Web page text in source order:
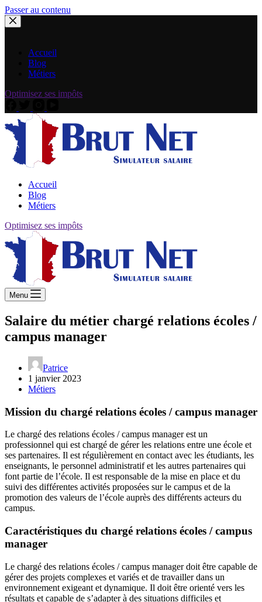
Passer au contenu
Accueil
Blog
Métiers
Optimisez ses impôts
Accueil
Blog
Métiers
Optimisez ses impôts
Menu
Salaire du métier chargé relations écoles /
campus manager
Patrice
1 janvier 2023
Métiers
Mission du chargé relations écoles / campus manager
Le chargé des relations écoles / campus manager est un
professionnel qui est chargé de gérer les relations entre une école et
ses partenaires. Il est régulièrement en contact avec les étudiants, les
enseignants, le personnel administratif et les autres partenaires qui
font partie de l’école. Il est responsable de la mise en place et du
suivi des différentes activités proposées sur le campus et de la
promotion des valeurs de l’école auprès des différents acteurs du
campus.
Caractéristiques du chargé relations écoles / campus
manager
Le chargé des relations écoles / campus manager doit être capable de
gérer des projets complexes et variés et de travailler dans un
environnement exigeant et dynamique. Il doit être orienté vers les
résultats et capable de s’adapter à des situations difficiles et